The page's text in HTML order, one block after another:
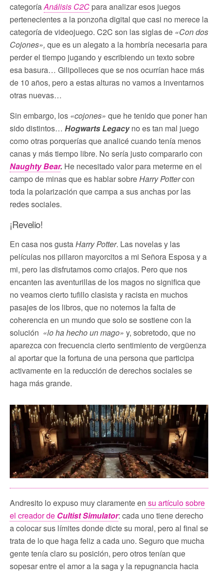
categoríaAnálisis C2C para analizar esos juegos
pertenecientes a la ponzoña digital que casi no merece la
categoría de videojuego. C2C son las siglas de «Con dos
Cojones», que es un alegato a la hombría necesaria para
perder el tiempo jugando y escribiendo un texto sobre
esa basura… Gilipolleces que se nos ocurrían hace más
de 10 años, pero a estas alturas no vamos a inventarnos
otras nuevas…
Sin embargo, los «cojones» que he tenido que poner han
sido distintos… Hogwarts Legacyno es tan mal juego
como otras porquerías que analicé cuando tenía menos
canas y más tiempo libre. No sería justo compararlo con
Naughty Bear. He necesitado valor para meterme en el
campo de minas que es hablar sobreHarry Pottercon
toda la polarización que campa a sus anchas por las
redes sociales.
¡Revelio!
En casa nos gustaHarry Potter. Las novelas y las
películas nos pillaron mayorcitos a mi Señora Esposa y a
mi, pero las disfrutamos como criajos. Pero que nos
encanten las aventurillas de los magos no significa que
no veamos cierto tufillo clasista y racista en muchos
pasajes de los libros, que no notemos la falta de
coherencia en un mundo que solo se sostiene con la
solución «lo ha hecho un mago» y, sobretodo, que no
aparezca con frecuencia cierto sentimiento de vergüenza
al aportar que la fortuna de una persona que participa
activamente en la reducción de derechos sociales se
haga más grande.
Andresito lo expuso muy claramente en su artículo sobre
el creador de Cultist Simulator: cada uno tiene derecho
a colocar sus límites donde dicte su moral, pero al final se
trata de lo que haga feliz a cada uno. Seguro que mucha
gente tenía claro su posición, pero otros tenían que
sopesar entre el amor a la saga y la repugnancia hacia